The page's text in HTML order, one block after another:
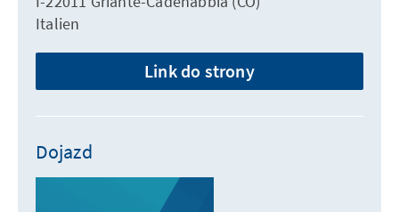
Italien
Link do strony
Dojazd